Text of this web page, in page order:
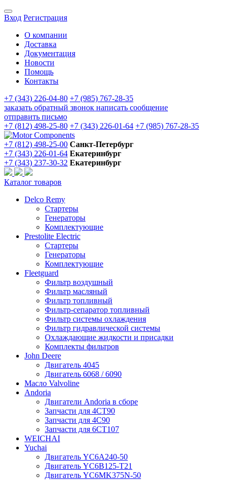
Вход Регистрация
О компании
Доставка
Документация
Новости
Помощь
Контакты
+7 (343) 226-04-80 +7 (985) 767-28-35
заказать обратный звонок написать сообщение
отправить письмо
+7 (812) 498-25-80 +7 (343) 226-01-64 +7 (985) 767-28-35
+7 (812) 498-25-00 Санкт-Петербург
+7 (343) 226-01-64 Екатеринбург
+7 (343) 237-30-32 Екатеринбург
Каталог товаров
Delco Remy
Стартеры
Генераторы
Комплектующие
Prestolite Electric
Стартеры
Генераторы
Комплектующие
Fleetguard
Фильтр воздушный
Фильтр масляный
Фильтр топливный
Фильтр-сепаратор топливный
Фильтр системы охлаждения
Фильтр гидравлической системы
Охлаждающие жидкости и присадки
Комплекты фильтров
John Deere
Двигатель 4045
Двигатель 6068 / 6090
Масло Valvoline
Andoria
Двигатели Andoria в сборе
Запчасти для 4CT90
Запчасти для 4С90
Запчасти для 6CT107
WEICHAI
Yuchai
Двигатель YC6A240-50
Двигатель YC6B125-T21
Двигатель YC6MK375N-50